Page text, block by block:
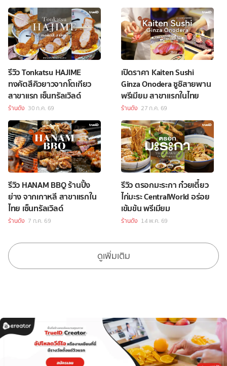
รีวิว Tonkatsu HAJIME
ทงคัตสึคิวยาวจากโตเกียว
สาขาแรก เซ็นทรัลเวิลด์
ร้านดัง 30 ก.ค. 69
เปิดราคา Kaiten Sushi
Ginza Onodera ซูชิสายพาน
พรีเมียม สาขาแรกในไทย
ร้านดัง 27 ก.ค. 69
รีวิว HANAM BBQ ร้านปิ้ง
ย่าง จากเกาหลี สาขาแรกใน
ไทย เซ็นทรัลเวิลด์
ร้านดัง 7 ก.ค. 69
รีวิว ตรอกมะระกา ก๋วยเตี๋ยว
ไก่มะระ CentralWorld อร่อย
เข้มข้น พรีเมียม
ร้านดัง 14 พ.ค. 69
ดูเพิ่มเติม